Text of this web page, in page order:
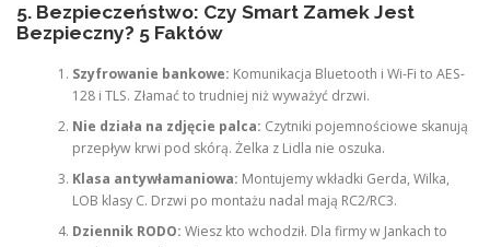
5. Bezpieczeństwo: Czy Smart Zamek Jest
Bezpieczny? 5 Faktów
Szyfrowanie bankowe: Komunikacja Bluetooth i Wi-Fi to AES-
128 i TLS. Złamać to trudniej niż wyważyć drzwi.
Nie działa na zdjęcie palca: Czytniki pojemnościowe skanują
przepływ krwi pod skórą. Żelka z Lidla nie oszuka.
Klasa antywłamaniowa: Montujemy wkładki Gerda, Wilka,
LOB klasy C. Drzwi po montażu nadal mają RC2/RC3.
Dziennik RODO: Wiesz kto wchodził. Dla firmy w Jankach to